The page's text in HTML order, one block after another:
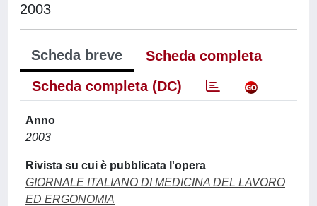
2003
Scheda breve
Scheda completa
Scheda completa (DC)
Anno
2003
Rivista su cui è pubblicata l'opera
GIORNALE ITALIANO DI MEDICINA DEL LAVORO
ED ERGONOMIA